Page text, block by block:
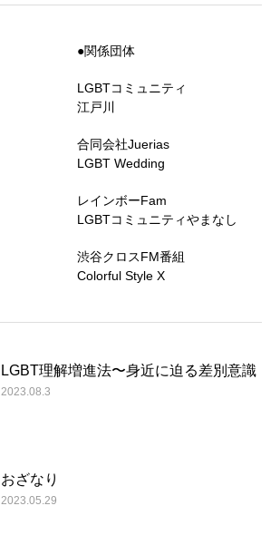
●関係団体
LGBTコミュニティ
江戸川
合同会社Juerias
LGBT Wedding
レインボーFam
LGBTコミュニティやまなし
渋谷クロスFM番組
Colorful Style X
LGBT理解増進法〜身近に迫る差別意識
2023.08.3
おざなり
2023.05.29